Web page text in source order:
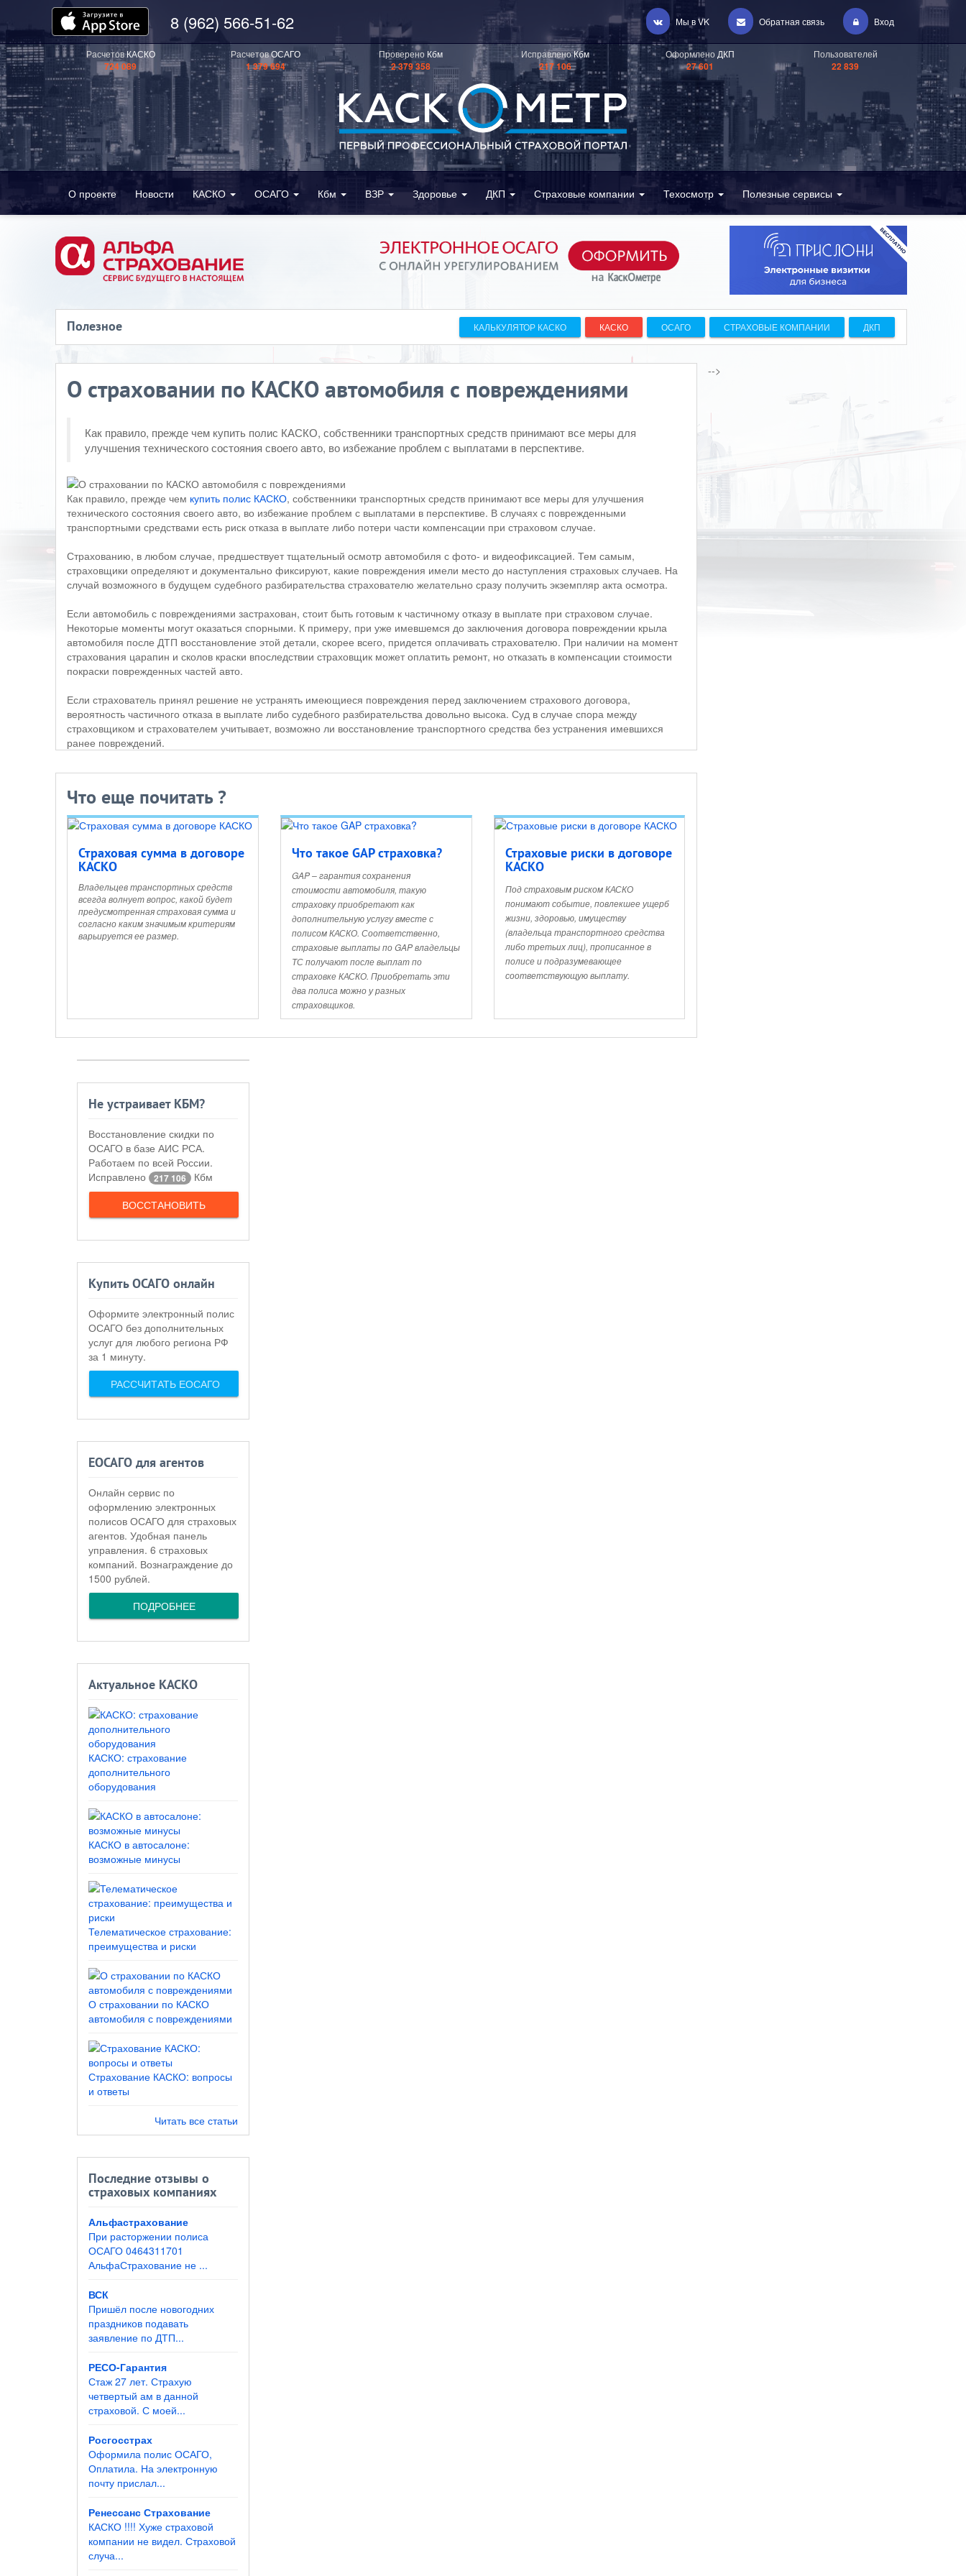
8 (962) 566-51-62 Мы в VK Обратная связь Вход
РасчетовКАСКО
724 089
РасчетовОСАГО
1 379 694
Проверено Кбм
2 379 358
ИсправленоКбм
217 106
Оформлено ДКП
27 601
Пользователей
22 839
О проекте Новости КАСКО ОСАГО Кбм ВЗР Здоровье ДКП Страховые компании Техосмотр Полезные сервисы
Полезное КАЛЬКУЛЯТОР КАСКО КАСКО ОСАГО СТРАХОВЫЕ КОМПАНИИ ДКП
О страховании по КАСКО автомобиля с повреждениями
Как правило, прежде чем купить полис КАСКО, собственники транспортных средств принимают все меры для
улучшения технического состояния своего авто, во избежание проблем с выплатами в перспективе.
Как правило, прежде чем купить полис КАСКО, собственники транспортных средств принимают все меры для улучшения
технического состояния своего авто, во избежание проблем с выплатами в перспективе. В случаях с поврежденными
транспортными средствами есть риск отказа в выплате либо потери части компенсации при страховом случае.
Страхованию, в любом случае, предшествует тщательный осмотр автомобиля с фото- и видеофиксацией. Тем самым,
страховщики определяют и документально фиксируют, какие повреждения имели место до наступления страховых случаев. На
случай возможного в будущем судебного разбирательства страхователю желательно сразу получить экземпляр акта осмотра.
Если автомобиль с повреждениями застрахован, стоит быть готовым к частичному отказу в выплате при страховом случае.
Некоторые моменты могут оказаться спорными. К примеру, при уже имевшемся до заключения договора повреждении крыла
автомобиля после ДТП восстановление этой детали, скорее всего, придется оплачивать страхователю. При наличии на момент
страхования царапин и сколов краски впоследствии страховщик может оплатить ремонт, но отказать в компенсации стоимости
покраски поврежденных частей авто.
Если страхователь принял решение не устранять имеющиеся повреждения перед заключением страхового договора,
вероятность частичного отказа в выплате либо судебного разбирательства довольно высока. Суд в случае спора между
страховщиком и страхователем учитывает, возможно ли восстановление транспортного средства без устранения имевшихся
ранее повреждений.
Что еще почитать ?
Страховая сумма в договоре
КАСКО
Владельцев транспортных средств
всегда волнует вопрос, какой будет
предусмотренная страховая сумма и
согласно каким значимым критериям
варьируется ее размер.
Что такое GAP страховка?
GAP – гарантия сохранения
стоимости автомобиля, такую
страховку приобретают как
дополнительную услугу вместе с
полисом КАСКО. Соответственно,
страховые выплаты по GAP владельцы
ТС получают после выплат по
страховке КАСКО. Приобретать эти
два полиса можно у разных
страховщиков.
Страховые риски в договоре
КАСКО
Под страховым риском КАСКО
понимают событие, повлекшее ущерб
жизни, здоровью, имуществу
(владельца транспортного средства
либо третьих лиц), прописанное в
полисе и подразумевающее
соответствующую выплату.
-->
Не устраивает КБМ?
Восстановление скидки по
ОСАГО в базе АИС РСА.
Работаем по всей России.
Исправлено
217 106
Кбм
ВОССТАНОВИТЬ
Купить ОСАГО онлайн
Оформите электронный полис
ОСАГО без дополнительных
услуг для любого региона РФ
за 1 минуту.
РАССЧИТАТЬ ЕОСАГО
ЕОСАГО для агентов
Онлайн сервис по
оформлению электронных
полисов ОСАГО для страховых
агентов. Удобная панель
управления. 6 страховых
компаний. Вознаграждение до
1500 рублей.
ПОДРОБНЕЕ
Актуальное КАСКО
КАСКО: страхование
дополнительного
оборудования
КАСКО в автосалоне:
возможные минусы
Телематическое страхование:
преимущества и риски
О страховании по КАСКО
автомобиля с повреждениями
Страхование КАСКО: вопросы
и ответы
Читать все статьи
Последние отзывы о
страховых компаниях
Альфастрахование
При расторжении полиса
ОСАГО 0464311701
АльфаСтрахование не ...
ВСК
Пришёл после новогодних
праздников подавать
заявление по ДТП...
РЕСО-Гарантия
Стаж 27 лет. Страхую
четвертый ам в данной
страховой. С моей...
Росгосстрах
Оформила полис ОСАГО,
Оплатила. На электронную
почту прислал...
Ренессанс Страхование
КАСКО !!!! Хуже страховой
компании не видел. Страховой
случа...